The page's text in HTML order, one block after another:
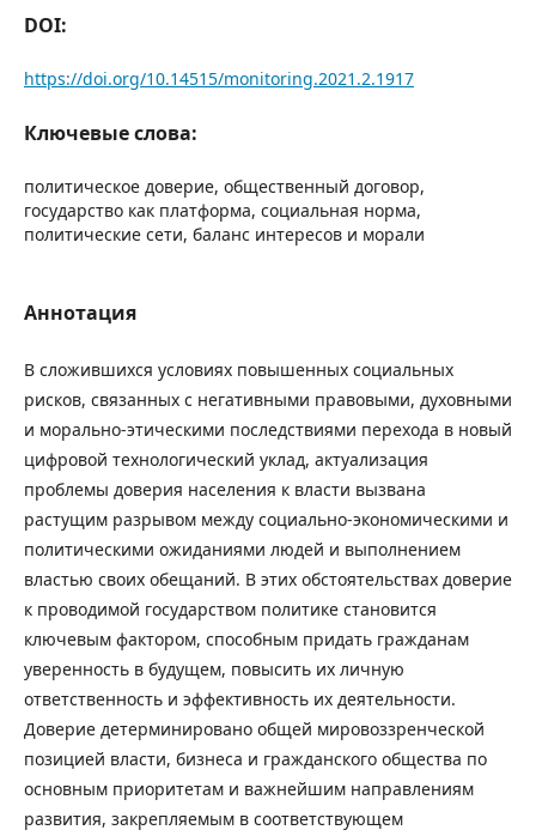
DOI:
https://doi.org/10.14515/monitoring.2021.2.1917
Ключевые слова:
политическое доверие, общественный договор,
государство как платформа, социальная норма,
политические сети, баланс интересов и морали
Аннотация
В сложившихся условиях повышенных социальных
рисков, связанных с негативными правовыми, духовными
и морально-этическими последствиями перехода в новый
цифровой технологический уклад, актуализация
проблемы доверия населения к власти вызвана
растущим разрывом между социально-экономическими и
политическими ожиданиями людей и выполнением
властью своих обещаний. В этих обстоятельствах доверие
к проводимой государством политике становится
ключевым фактором, способным придать гражданам
уверенность в будущем, повысить их личную
ответственность и эффективность их деятельности.
Доверие детерминировано общей мировоззренческой
позицией власти, бизнеса и гражданского общества по
основным приоритетам и важнейшим направлениям
развития, закрепляемым в соответствующем